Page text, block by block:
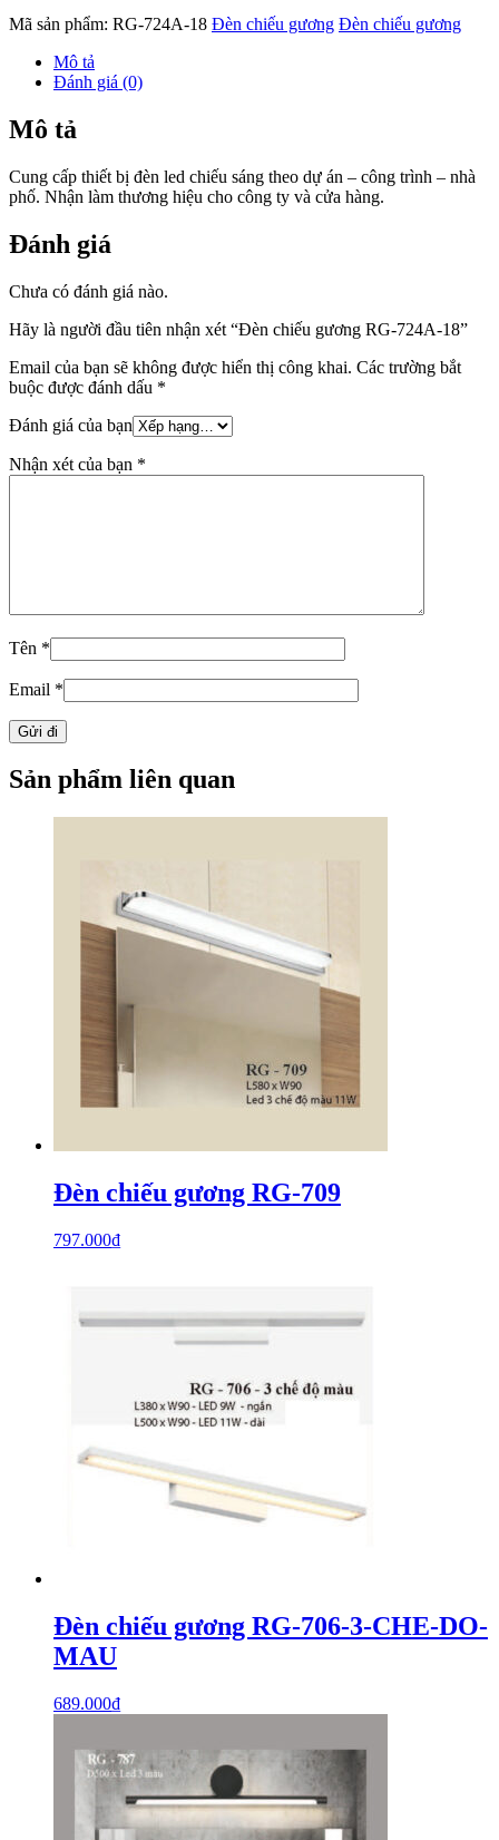
Mã sản phẩm: RG-724A-18 Đèn chiếu gương Đèn chiếu gương
Mô tả
Đánh giá (0)
Mô tả
Cung cấp thiết bị đèn led chiếu sáng theo dự án – công trình – nhà
phố. Nhận làm thương hiệu cho công ty và cửa hàng.
Đánh giá
Chưa có đánh giá nào.
Hãy là người đầu tiên nhận xét “Đèn chiếu gương RG-724A-18”
Email của bạn sẽ không được hiển thị công khai. Các trường bắt
buộc được đánh dấu *
Đánh giá của bạn
Nhận xét của bạn *
Tên *
Email *
Sản phẩm liên quan
Đèn chiếu gương RG-709
797.000₫
Đèn chiếu gương RG-706-3-CHE-DO-
MAU
689.000₫